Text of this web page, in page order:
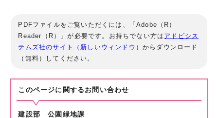
PDFファイルをご覧いただくには、「Adobe（R）
Reader（R）」が必要です。お持ちでない方は アドビシス
テムズ社のサイト（新しいウィンドウ）からダウンロード
（無料）してください。
このページに関する お問い合わせ
建設部 公園緑地課